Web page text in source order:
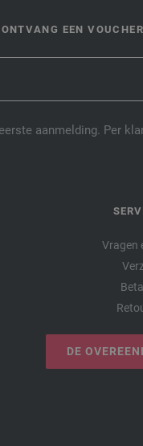
EEN
aanmelding. Per
Vragen
DE